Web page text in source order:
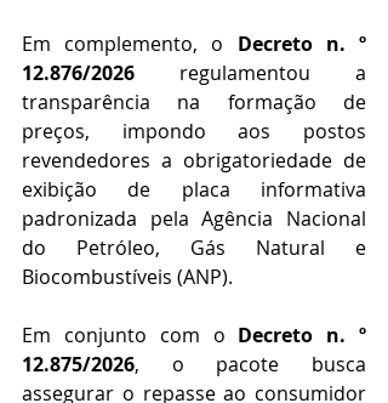
Em complemento, o Decreto n. º
12.876/2026 regulamentou a
transparência na formação de
preços, impondo aos postos
revendedores a obrigatoriedade de
exibição de placa informativa
padronizada pela Agência Nacional
do Petróleo, Gás Natural e
Biocombustíveis (ANP).
Em conjunto com o Decreto n. º
12.875/2026, o pacote busca
assegurar o repasse ao consumidor